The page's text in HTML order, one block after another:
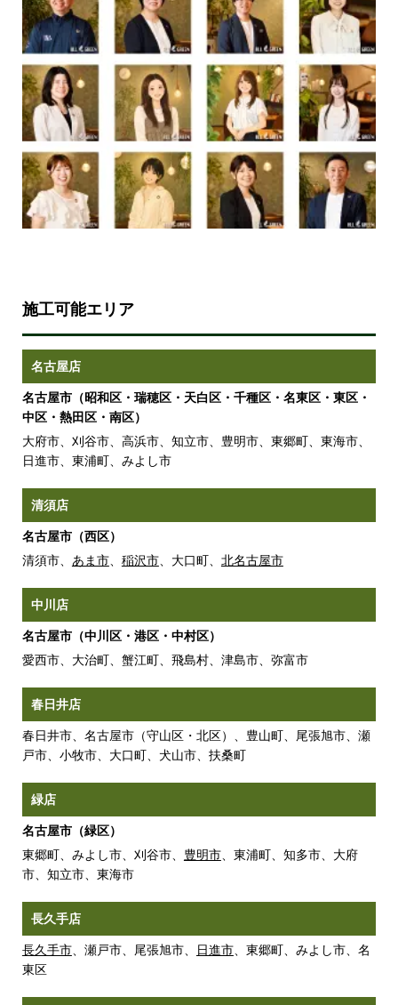
施工可能エリア
名古屋店
名古屋市（昭和区・瑞穂区・天白区・千種区・名東区・東区・
中区・熱田区・南区）
大府市、刈谷市、高浜市、知立市、豊明市、東郷町、東海市、
日進市、東浦町、みよし市
清須店
名古屋市（西区）
清須市、 あま市、 稲沢市、大口町、 北名古屋市
中川店
名古屋市（中川区・港区・中村区）
愛西市、大治町、蟹江町、飛島村、津島市、弥富市
春日井店
春日井市、名古屋市（守山区・北区）、豊山町、尾張旭市、瀬
戸市、小牧市、大口町、犬山市、扶桑町
緑店
名古屋市（緑区）
東郷町、みよし市、刈谷市、 豊明市、東浦町、知多市、大府
市、知立市、東海市
長久手店
長久手市、瀬戸市、尾張旭市、 日進市、東郷町、みよし市、名
東区